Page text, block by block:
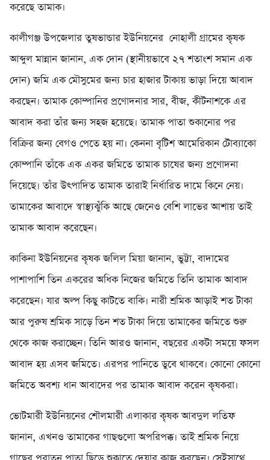
করেছে তামাক।
কালীগঞ্জ উপজেলার তুষভান্ডার ইউনিয়নের নোহালী গ্রামের কৃষক
আব্দুল মান্নান জানান, এক দোন (স্থানীয়ভাবে ২৭ শতাংশ সমান এক
দোন) জমি এক মৌসুমের জন্য চার হাজার টাকায় ভাড়া দিয়ে আবাদ
করছেন। তামাক কোম্পানির প্রণোদনার সার, বীজ, কীটনাশকে এর
আবাদ করা তাঁর জন্য সহজ হয়েছে। তামাক পাতা শুকানোর পর
বিক্রির জন্য বেগও পেতে হয় না। কেননা বৃটিশ আমেরিকান টোব্যাকো
কোম্পানি তাঁকে এক একর জমিতে তামাক চাষের জন্য প্রণোদনা
দিয়েছে। তাঁর উৎপাদিত তামাক তারাই নির্ধারিত দামে কিনে নেয়।
তামাকের আবাদে স্বাস্থ্যঝুঁকি আছে জেনেও বেশি লাভের আশায় তাই
তামাক আবাদ করেছেন।
কাকিনা ইউনিয়নের কৃষক জলিল মিয়া জানান, ভুট্টা, বাদামের
পাশাপাশি তিন একরের অধিক নিজের জমিতে তিনি তামাক আবাদ
করেছেন। যার অল্প কিছু কাটতে বাকি। নারী শ্রমিক আড়াই শত টাকা
আর পুরুষ শ্রমিক সাড়ে তিন শত টাকা দিয়ে তামাকের জমিতে শুরু
থেকে কাজ করাচ্ছেন। তিনি আরও জানান, বছরের একটা সময়ে ফসল
আবাদ হয় এসব জমিতে। এরপর পানিতে ডুবে থাকবে। কোনো কোনো
জমিতে অবশ্য ধান আবাদের পর তামাক আবাদ করেন কৃষকরা।
ভোটমারী ইউনিয়নের শৌলমারী এলাকার কৃষক আবদুল লতিফ
জানান, এখনও তামাকের গাছগুলো অপরিপক্ক। তাই শ্রমিক নিয়ে